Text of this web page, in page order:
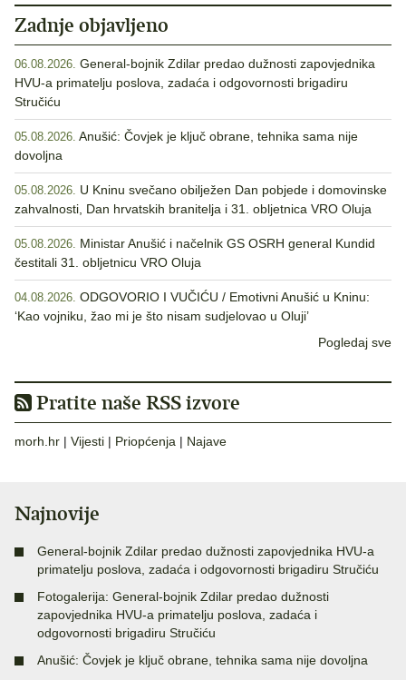
Zadnje objavljeno
06.08.2026. General-bojnik Zdilar predao dužnosti zapovjednika
HVU-a primatelju poslova, zadaća i odgovornosti brigadiru
Stručiću
05.08.2026. Anušić: Čovjek je ključ obrane, tehnika sama nije
dovoljna
05.08.2026. U Kninu svečano obilježen Dan pobjede i domovinske
zahvalnosti, Dan hrvatskih branitelja i 31. obljetnica VRO Oluja
05.08.2026. Ministar Anušić i načelnik GS OSRH general Kundid
čestitali 31. obljetnicu VRO Oluja
04.08.2026. ODGOVORIO I VUČIĆU / Emotivni Anušić u Kninu:
‘Kao vojniku, žao mi je što nisam sudjelovao u Oluji’
Pogledaj sve
Pratite naše RSS izvore
morh.hr | Vijesti | Priopćenja | Najave
Najnovije
General-bojnik Zdilar predao dužnosti zapovjednika HVU-a
primatelju poslova, zadaća i odgovornosti brigadiru Stručiću
Fotogalerija: General-bojnik Zdilar predao dužnosti
zapovjednika HVU-a primatelju poslova, zadaća i
odgovornosti brigadiru Stručiću
Anušić: Čovjek je ključ obrane, tehnika sama nije dovoljna